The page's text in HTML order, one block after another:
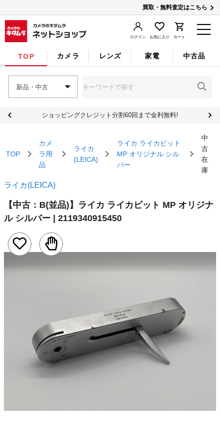
買取・無料査定はこちら
ログイン お気に入り カート
TOP カメラ レンズ 家電 中古品
新品・中古
ショッピングクレジット分割60回まで金利無料!
TOP
カメ
ラ用
品
ライカ
(LEICA)
ライカ ライカビット
MP オリジナル シル
バー
中
古
在
庫
ライカ(LEICA)
【中古：B(並品)】ライカ ライカビット MP オリジナ
ル シルバー | 2119340915450